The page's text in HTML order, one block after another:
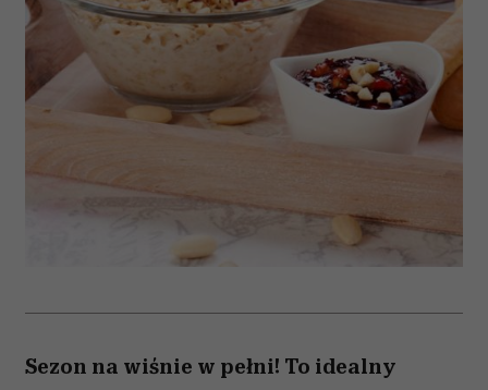
Sezon na wiśnie w pełni! To idealny